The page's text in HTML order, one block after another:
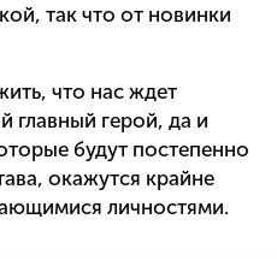
так что от новинки
что нас ждет
главный герой, да и
будут постепенно
окажутся крайне
личностями.